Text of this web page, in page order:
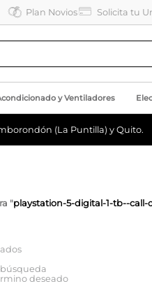
Plan Novios Solicita tu
y Ventiladores
(La Puntilla) y Quito.
"playstation-5-digital-1-tb--
deseado